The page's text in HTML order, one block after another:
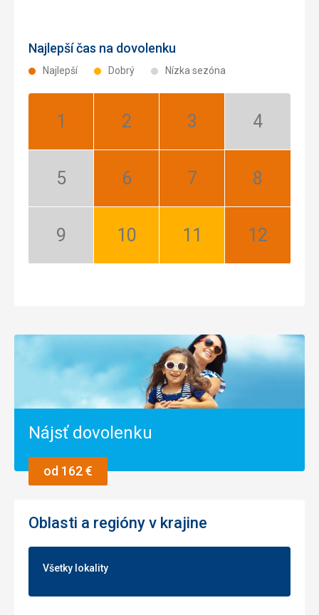
Najlepší čas na dovolenku
Najlepší Dobrý Nízka sezóna
Január:
Február:
Marec:
Apríl:
Máj:
Jún:
Júl:
August:
September:
Október:
November:
December:
Nájsť dovolenku
od 162 €
Oblasti a regióny v krajine
Všetky lokality